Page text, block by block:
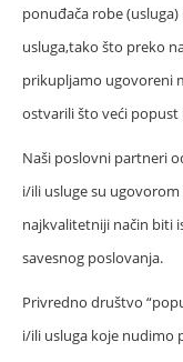
ponuđača robe
usluga,tako što preko
prikupljamo ugovoreni
ostvarili što veći
Naši poslovni partneri
i/ili usluge su
najkvalitetniji način biti
savesnog poslovanja.
Privredno društvo
i/ili usluga koje nudimo